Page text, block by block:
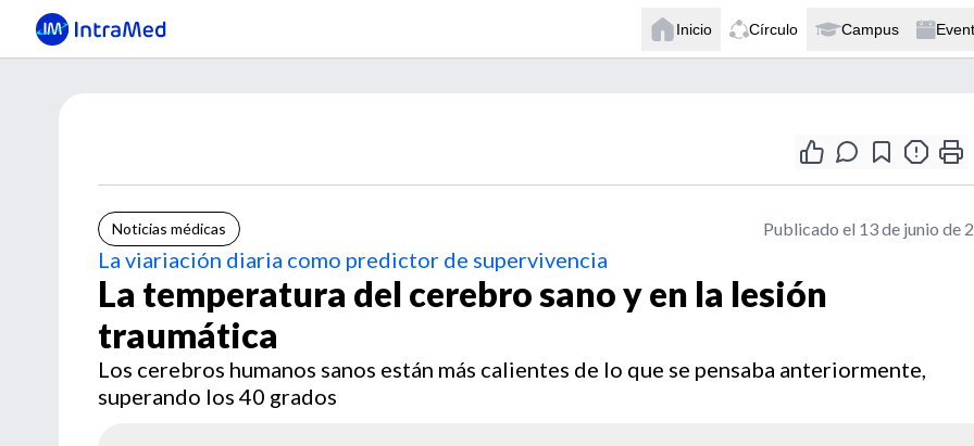
Inicio Círculo Campus
Noticias médicas Publicado el 13 de junio de
La viariación diaria como predictor de supervivencia
La temperatura del cerebro sano y en la lesión
traumática
Los cerebros humanos sanos están más calientes de lo que se pensaba anteriormente,
superando los 40 grados